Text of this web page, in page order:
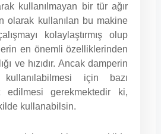
kullanılmayan bir tür ağır
olarak kullanılan bu makine
kolaylaştırmış olup
en önemli özelliklerinden
ve hızıdır. Ancak damperin
için bazı
edilmesi gerekmektedir ki,
kullanabilsin.